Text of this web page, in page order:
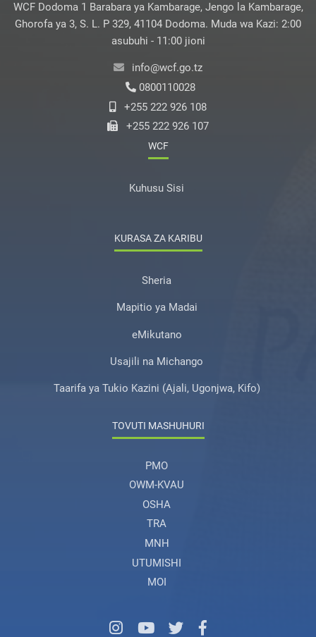
WCF Dodoma 1 Barabara ya Kambarage, Jengo la Kambarage,
Ghorofa ya 3, S. L. P 329, 41104 Dodoma. Muda wa Kazi: 2:00
asubuhi - 11:00 jioni
info@wcf.go.tz
0800110028
+255 222 926 108
+255 222 926 107
WCF
Kuhusu Sisi
KURASA ZA KARIBU
Sheria
Mapitio ya Madai
eMikutano
Usajili na Michango
Taarifa ya Tukio Kazini (Ajali, Ugonjwa, Kifo)
TOVUTI MASHUHURI
PMO
OWM-KVAU
OSHA
TRA
MNH
UTUMISHI
MOI